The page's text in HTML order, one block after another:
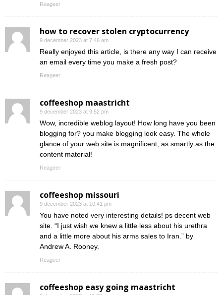
Reageer
how to recover stolen cryptocurrency
9 december 2023 at 7:46 am
Really enjoyed this article, is there any way I can receive
an email every time you make a fresh post?
Reageer
coffeeshop maastricht
9 december 2023 at 9:52 pm
Wow, incredible weblog layout! How long have you been
blogging for? you make blogging look easy. The whole
glance of your web site is magnificent, as smartly as the
content material!
Reageer
coffeeshop missouri
9 december 2023 at 10:41 pm
You have noted very interesting details! ps decent web
site. “I just wish we knew a little less about his urethra
and a little more about his arms sales to Iran.” by
Andrew A. Rooney.
Reageer
coffeeshop easy going maastricht